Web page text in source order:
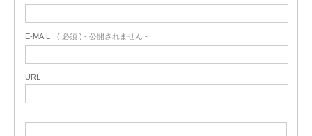
E-MAIL ( 必須 ) - 公開されません -
URL